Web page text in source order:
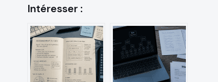
Intéresser :